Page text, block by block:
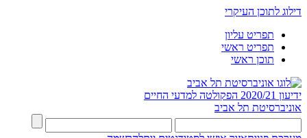
דילוג לתוכן העיקרי
תפריט עליון
תפריט ראשי
תוכן ראשי
ידיעון 2020/21
הפקולטה למדעי החיים
אוניברסיטת תל אביב